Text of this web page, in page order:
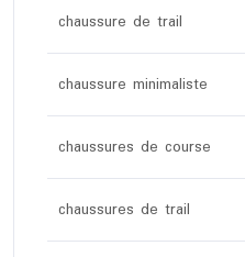
chaussure de trail
chaussure minimaliste
chaussures de course
chaussures de trail